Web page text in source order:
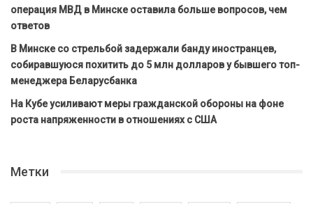
операция МВД в Минске оставила больше вопросов, чем
ответов
В Минске со стрельбой задержали банду иностранцев,
собиравшуюся похитить до 5 млн долларов у бывшего топ-
менеджера Беларусбанка
На Кубе усиливают меры гражданской обороны на фоне
роста напряженности в отношениях с США
Метки